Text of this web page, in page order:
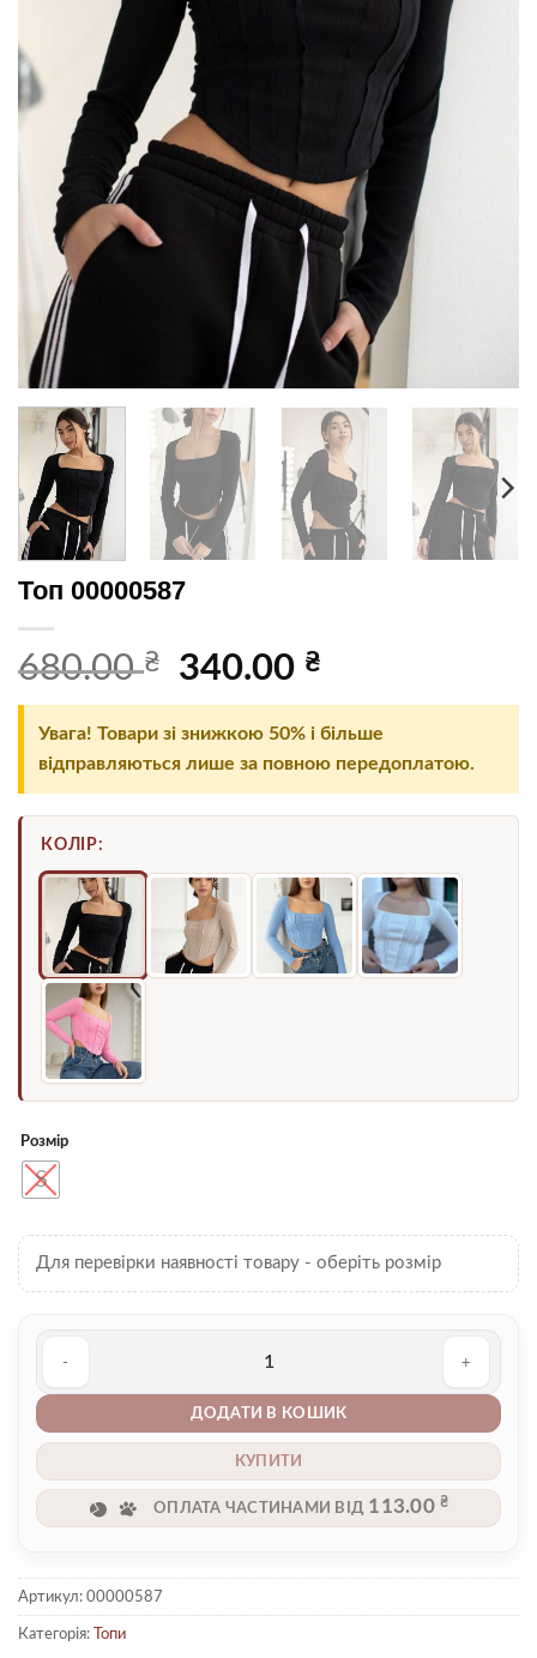
Топ 00000587
680.00₴
Оригінальна
680.00 ₴.
340.00 ₴
340.00 ₴.
Увага! Товари зі знижкою 50% і більше
відправляються лише за повною передоплатою.
КОЛІР:
Розмір
S
Для перевірки наявності товару - оберіть розмір
ДОДАТИ В КОШИК
КУПИТИ
ОПЛАТА ЧАСТИНАМИ ВІД 113.00₴
Артикул: 00000587
Категорія: Топи